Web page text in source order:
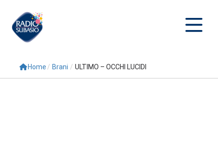
Cerca
Home / Brani / ULTIMO – OCCHI LUCIDI